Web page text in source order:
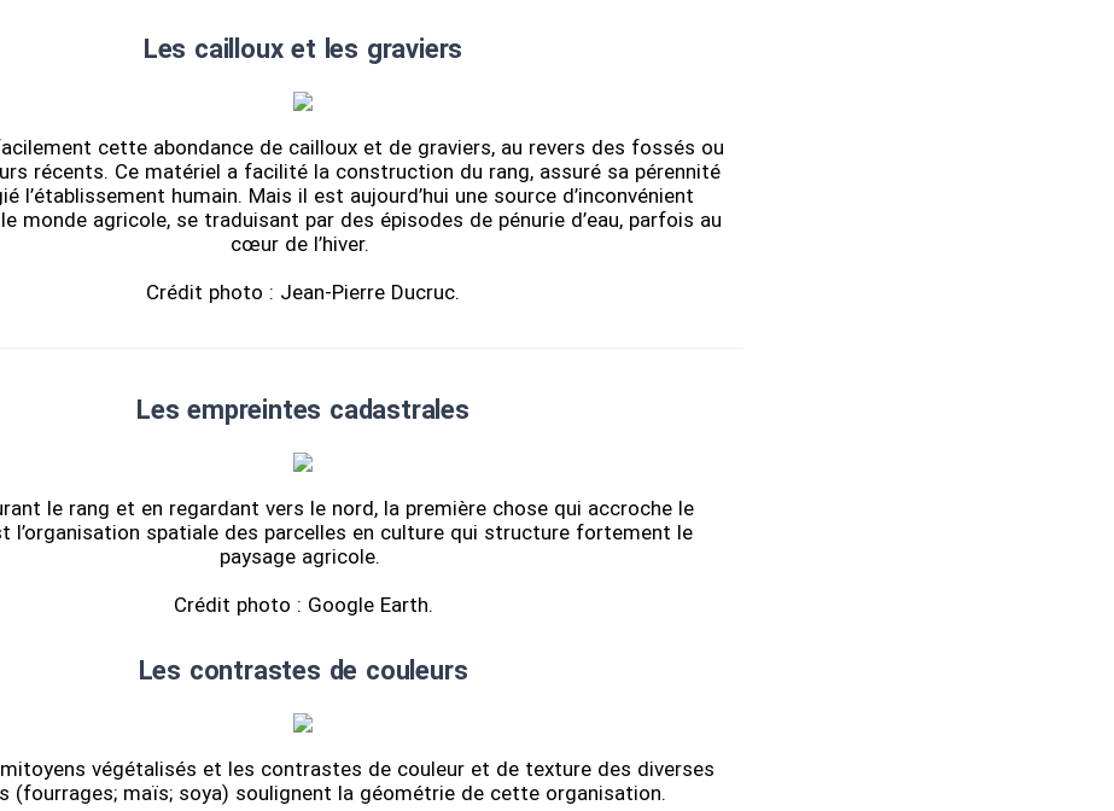
Les cailloux et les graviers
cette abondance de cailloux et de graviers, au revers des fossés ou
récents. Ce matériel a facilité la construction du rang, assuré sa pérennité
l’établissement humain. Mais il est aujourd’hui une source d’inconvénient
monde agricole, se traduisant par des épisodes de pénurie d’eau, parfois au
cœur de l’hiver.
Crédit photo : Jean-Pierre Ducruc.
Les empreintes cadastrales
le rang et en regardant vers le nord, la première chose qui accroche le
l’organisation spatiale des parcelles en culture qui structure fortement le
paysage agricole.
Crédit photo : Google Earth.
Les contrastes de couleurs
végétalisés et les contrastes de couleur et de texture des diverses
(fourrages; maïs; soya) soulignent la géométrie de cette organisation.